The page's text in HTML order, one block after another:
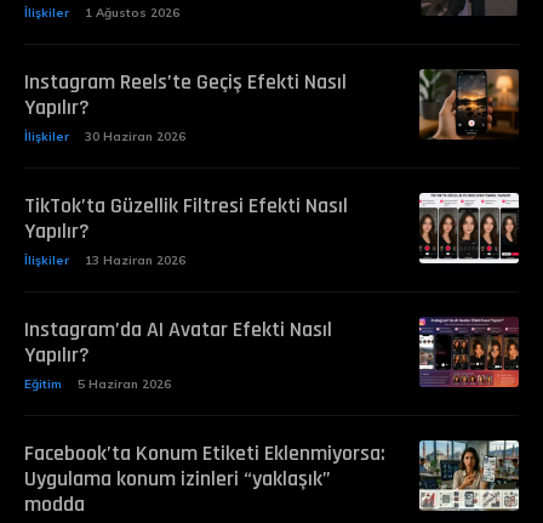
İlişkiler 1 Ağustos 2026
Instagram Reels’te Geçiş Efekti Nasıl
Yapılır?
İlişkiler 30 Haziran 2026
TikTok’ta Güzellik Filtresi Efekti Nasıl
Yapılır?
İlişkiler 13 Haziran 2026
Instagram’da AI Avatar Efekti Nasıl
Yapılır?
Eğitim 5 Haziran 2026
Facebook’ta Konum Etiketi Eklenmiyorsa:
Uygulama konum izinleri “yaklaşık”
modda